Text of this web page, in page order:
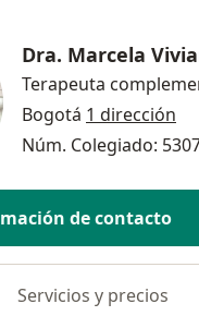
Dra. Marcela
Terapeuta
Bogotá 1 dirección
Núm. Colegiado:
de contacto
Servicios y precios